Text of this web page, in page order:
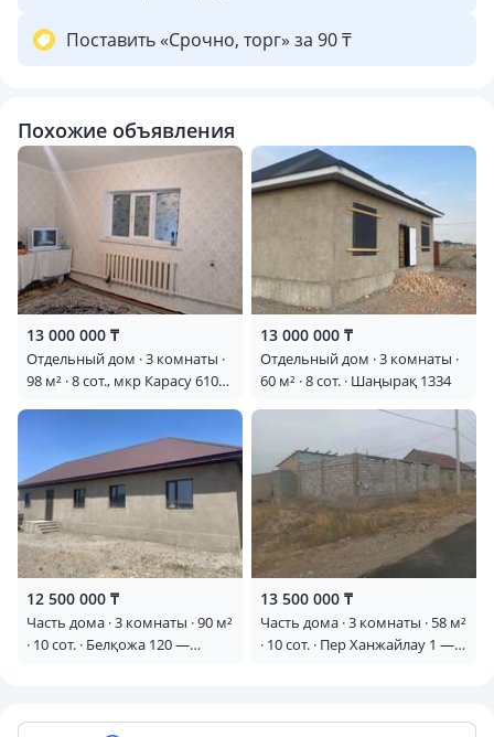
Поставить «Срочно, торг» за 90 ₸
Похожие объявления
13 000 000 ₸
Отдельный дом · 3 комнаты ·
98 м² · 8 сот., мкр Карасу 610
орналасқан
13 000 000 ₸
Отдельный дом · 3 комнаты ·
60 м² · 8 сот. · Шаңырақ 1334
12 500 000 ₸
Часть дома · 3 комнаты · 90 м²
· 10 сот. · Белқожа 120 —
13 500 000 ₸
Часть дома · 3 комнаты · 58 м²
· 10 сот. · Пер Ханжайлау 1 —